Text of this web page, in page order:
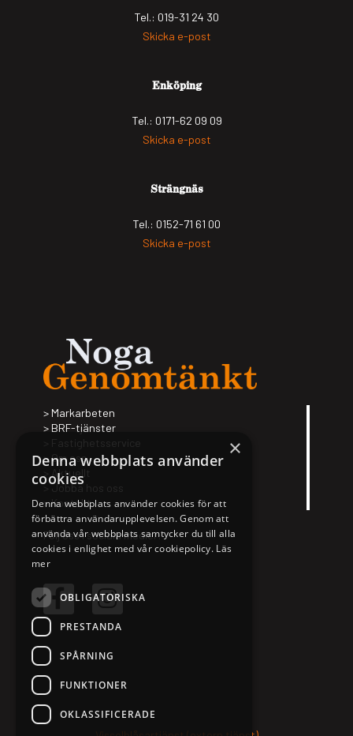
Tel.: 019-31 24 30
Skicka e-post
Enköping
Tel.: 0171-62 09 09
Skicka e-post
Strängnäs
Tel.: 0152-71 61 00
Skicka e-post
Mark­ar­be­ten
BRF-tjäns­­ter
Fas­tig­hets­ser­vice
Om oss
Aktu­ellt
Jobba hos oss
Kon­takt
Följ oss i sociala medier:
×
Denna webbplats använder
cookies
Denna webbplats använder cookies för att
förbättra användarupplevelsen. Genom att
använda vår webbplats samtycker du till alla
cookies i enlighet med vår cookiepolicy. Läs
mer
OBLIGATORISKA
PRESTANDA
SPÅRNING
FUNKTIONER
OKLASSIFICERADE